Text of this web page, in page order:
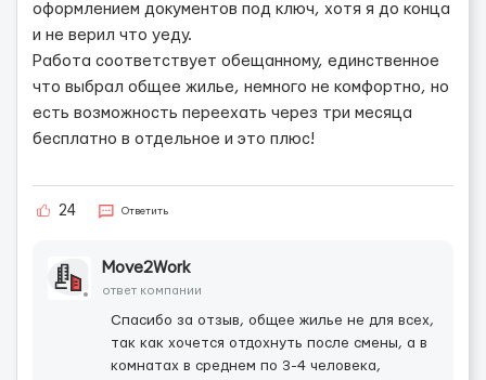
оформлением документов под ключ, хотя я до конца
и не верил что уеду.
Работа соответствует обещанному, единственное
что выбрал общее жилье, немного не комфортно, но
есть возможность переехать через три месяца
бесплатно в отдельное и это плюс!
24 Ответить
Move2Work
ответ компании
Спасибо за отзыв, общее жилье не для всех,
так как хочется отдохнуть после смены, а в
комнатах в среднем по 3-4 человека,